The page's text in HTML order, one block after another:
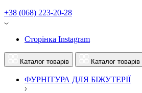
+38 (068) 223-20-28
Сторінка Instagram
Каталог товарів Каталог товарів
ФУРНІТУРА ДЛЯ БІЖУТЕРІЇ